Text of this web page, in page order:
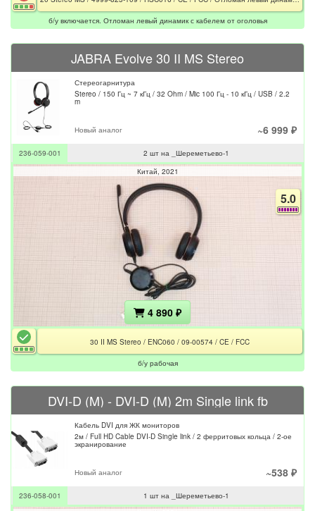
б/у включается. Отломан левый динамик с кабелем от оголовья
JABRA Evolve 30 II MS Stereo
Стереогарнитура
Stereo / 150 Гц ~ 7 кГц / 32 Ohm / Mic 100 Гц - 10 кГц / USB / 2.2
m
Новый аналог ~6 999 ₽
236-059-001
2 шт на _Шереметьево-1
Китай 2021
5.0
4 890 ₽
30 II MS Stereo / ENC060 / 09-00574 / CE / FCC
б/у рабочая
DVI-D (M) - DVI-D (M) 2m Single link fb
Кабель DVI для ЖК мониторов
2м / Full HD Cable DVI-D Single link / 2 ферритовых кольца / 2-ое
экранирование
Новый аналог ~538 ₽
236-058-001
1 шт на _Шереметьево-1